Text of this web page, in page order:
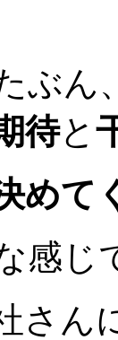
ぶん
待と
め
感じ
さん